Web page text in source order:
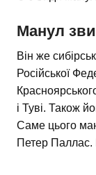
Манул
Він же
Російської
і Туві. Також
Саме цього
Петер Паллас.